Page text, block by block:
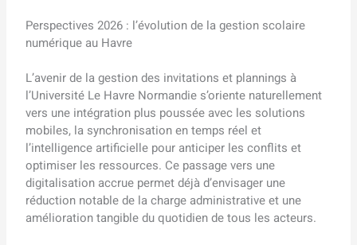
Perspectives 2026 : l’évolution de la gestion scolaire
numérique au Havre
L’avenir de la gestion des invitations et plannings à
l’Université Le Havre Normandie s’oriente naturellement
vers une intégration plus poussée avec les solutions
mobiles, la synchronisation en temps réel et
l’intelligence artificielle pour anticiper les conflits et
optimiser les ressources. Ce passage vers une
digitalisation accrue permet déjà d’envisager une
réduction notable de la charge administrative et une
amélioration tangible du quotidien de tous les acteurs.